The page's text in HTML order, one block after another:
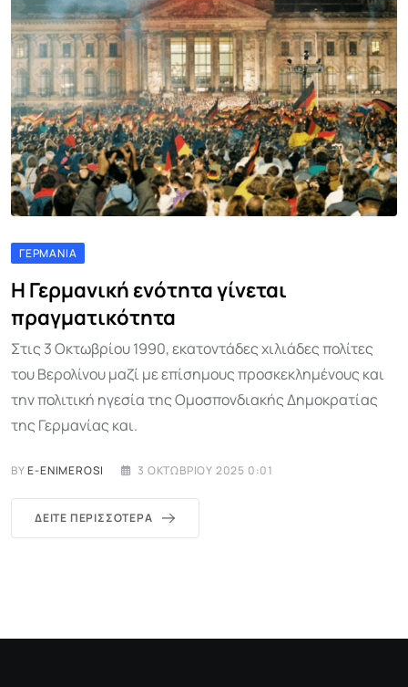
ΓΕΡΜΑΝΊΑ
Η Γερμανική ενότητα γίνεται
πραγματικότητα
Στις 3 Οκτωβρίου 1990, εκατοντάδες χιλιάδες πολίτες
του Βερολίνου μαζί με επίσημους προσκεκλημένους και
την πολιτική ηγεσία της Ομοσπονδιακής Δημοκρατίας
της Γερμανίας και.
BYE-ENIMEROSI 3 ΟΚΤΩΒΡΊΟΥ 2025 0:01
ΔΕΊΤΕ ΠΕΡΙΣΣΌΤΕΡΑ